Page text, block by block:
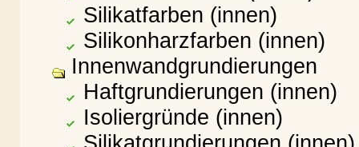
Silikatfarben (innen)
Silikonharzfarben (innen)
Innenwandgrundierungen
Haftgrundierungen (innen)
Isoliergründe (innen)